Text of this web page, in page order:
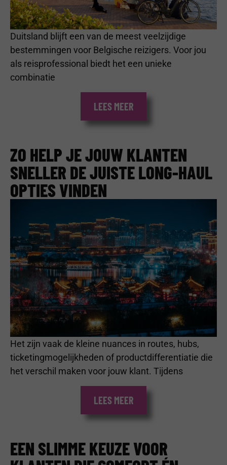
Duitsland blijft een van de meest veelzijdige
bestemmingen voor Belgische reizigers. Voor jou
als reisprofessional biedt het een unieke
combinatie
LEES MEER
ZO HELP JE JOUW KLANTEN
SNELLER DE JUISTE LONG-HAUL
OPTIES VINDEN
Het zijn vaak de kleine nuances in routes, hubs,
ticketingmogelijkheden of productdifferentiatie die
het verschil maken voor jouw klant. Tijdens
LEES MEER
EEN SLIMME KEUZE VOOR